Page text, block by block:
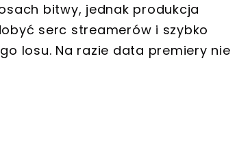
bitwy, jednak produkcja
serc streamerów i szybko
losu. Na razie data premiery nie